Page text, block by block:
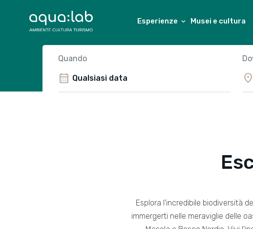
Esperienze Musei e cultura
Quando
calendar_month location_on
Esplora l'incredibile biodiversità
immergerti nelle meraviglie delle